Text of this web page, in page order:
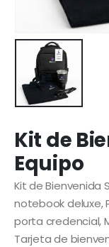
Kit de
Equipo
Kit de Bienvenida
notebook deluxe,
porta credencial,
Tarjeta de